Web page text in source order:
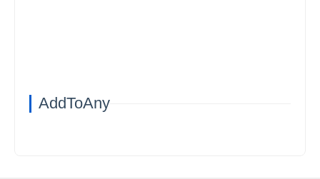
AddToAny